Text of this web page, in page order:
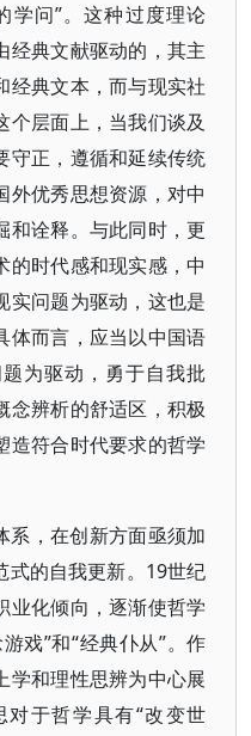
学问”。这种过度理论
经典文献驱动的，其主
经典文本，而与现实社
个层面上，当我们谈及
守正，遵循和延续传统
外优秀思想资源，对中
和诠释。与此同时，更
的时代感和现实感，中
实问题为驱动，这也是
体而言，应当以中国语
为驱动，勇于自我批
念辨析的舒适区，积极
造符合时代要求的哲学
系，在创新方面亟须加
式的自我更新。19世纪
业化倾向，逐渐使哲学
戏”和“经典仆从”。作
学和理性思辨为中心展
于哲学具有“改变世